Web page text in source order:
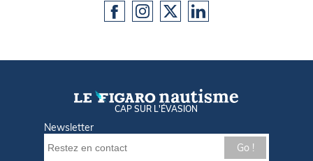
CAP SUR L'ÉVASION
Newsletter
Go !